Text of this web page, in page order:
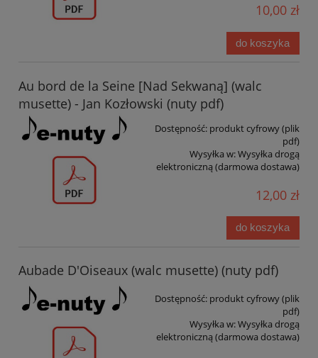
10,00 zł
do koszyka
Au bord de la Seine [Nad Sekwaną] (walc
musette) - Jan Kozłowski (nuty pdf)
Dostępność: produkt cyfrowy (plik
pdf)
Wysyłka w:Wysyłka drogą
elektroniczną (darmowa dostawa)
12,00 zł
do koszyka
Aubade D'Oiseaux (walc musette) (nuty pdf)
Dostępność: produkt cyfrowy (plik
pdf)
Wysyłka w:Wysyłka drogą
elektroniczną (darmowa dostawa)